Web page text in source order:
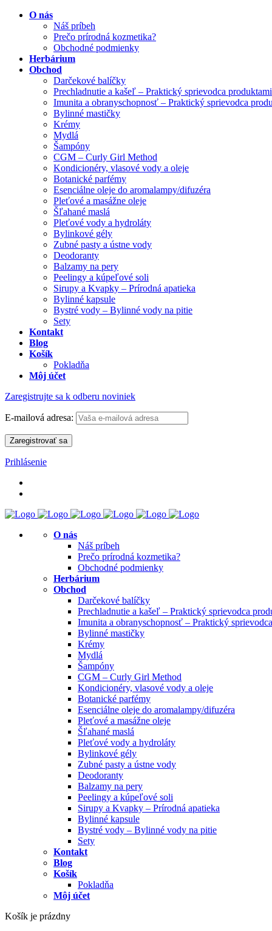
O nás
Náš príbeh
Prečo prírodná kozmetika?
Obchodné podmienky
Herbárium
Obchod
Darčekové balíčky
Prechladnutie a kašeľ – Praktický sprievodca produktami
Imunita a obranyschopnosť – Praktický sprievodca
Bylinné mastičky
Krémy
Mydlá
Šampóny
CGM – Curly Girl Method
Kondicionéry, vlasové vody a oleje
Botanické parfémy
Esenciálne oleje do aromalampy/difuzéra
Pleťové a masážne oleje
Šľahané maslá
Pleťové vody a hydroláty
Bylinkové gély
Zubné pasty a ústne vody
Deodoranty
Balzamy na pery
Peelingy a kúpeľové soli
Sirupy a Kvapky – Prírodná apatieka
Bylinné kapsule
Bystré vody – Bylinné vody na pitie
Sety
Kontakt
Blog
Košík
Pokladňa
Môj účet
Zaregistrujte sa k odberu noviniek
E-mailová adresa:
Prihlásenie
O nás
Náš príbeh
Prečo prírodná kozmetika?
Obchodné podmienky
Herbárium
Obchod
Darčekové balíčky
Prechladnutie a kašeľ – Praktický sprievodca
Imunita a obranyschopnosť – Praktický
Bylinné mastičky
Krémy
Mydlá
Šampóny
CGM – Curly Girl Method
Kondicionéry, vlasové vody a oleje
Botanické parfémy
Esenciálne oleje do aromalampy/difuzéra
Pleťové a masážne oleje
Šľahané maslá
Pleťové vody a hydroláty
Bylinkové gély
Zubné pasty a ústne vody
Deodoranty
Balzamy na pery
Peelingy a kúpeľové soli
Sirupy a Kvapky – Prírodná apatieka
Bylinné kapsule
Bystré vody – Bylinné vody na pitie
Sety
Kontakt
Blog
Košík
Pokladňa
Môj účet
Košík je prázdny